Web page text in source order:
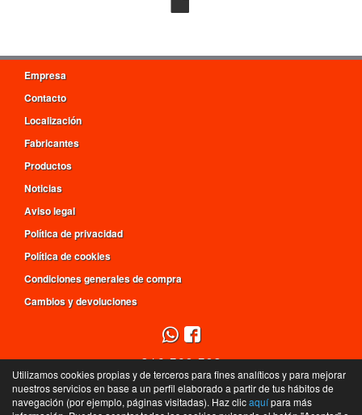
Empresa
Contacto
Localización
Fabricantes
Productos
Noticias
Aviso legal
Política de privacidad
Política de cookies
Condiciones generales de compra
Cambios y devoluciones
916 560 509
L - V de 9h a 14h y de 16h a 20h, S de 9:30h a 14h
C/ Mar Tirreno, 4 - 28830 - San Fernando de Henares - Madrid - España
Utilizamos cookies propias y de terceros para fines analíticos y para mejorar
nuestros servicios en base a un perfil elaborado a partir de tus hábitos de
navegación (por ejemplo, páginas visitadas). Haz clicaquípara más